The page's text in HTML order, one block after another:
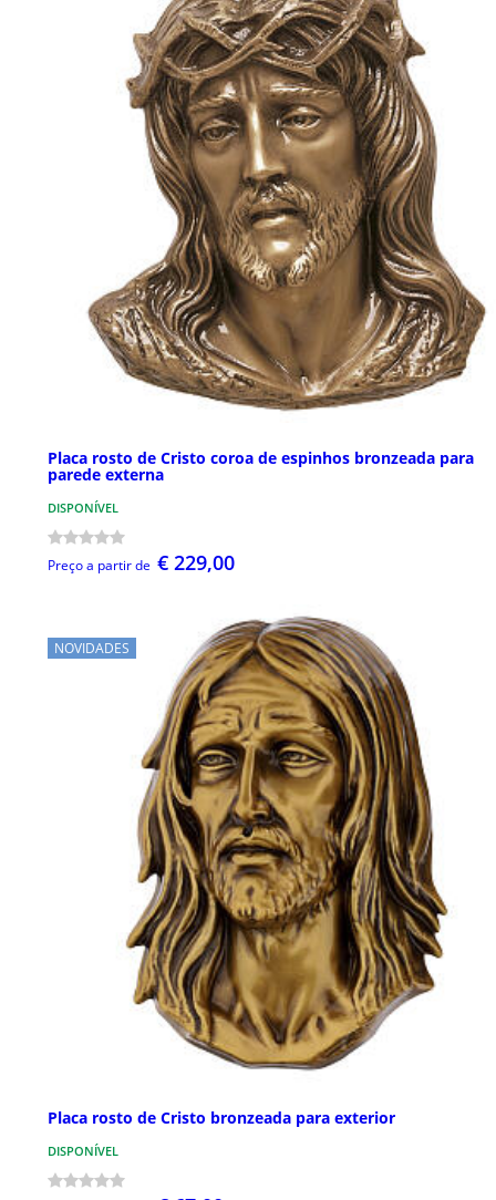
Placa rosto de Cristo coroa de espinhos bronzeada para
parede externa
DISPONÍVEL
Preço a partir de € 229,00
NOVIDADES
Placa rosto de Cristo bronzeada para exterior
DISPONÍVEL